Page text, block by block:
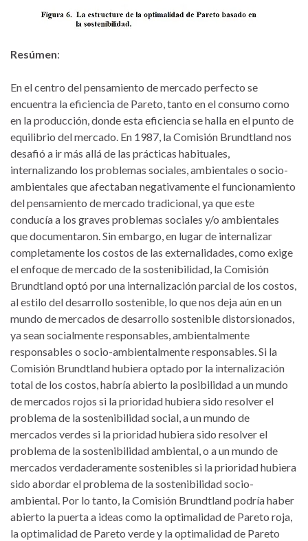
Resúmen:
En el centro del pensamiento de mercado perfecto se
encuentra la eficiencia de Pareto, tanto en el consumo como
en la producción, donde esta eficiencia se halla en el punto de
equilibrio del mercado. En 1987, la Comisión Brundtland nos
desafió a ir más allá de las prácticas habituales,
internalizando los problemas sociales, ambientales o socio-
ambientales que afectaban negativamente el funcionamiento
del pensamiento de mercado tradicional, ya que este
conducía a los graves problemas sociales y/o ambientales
que documentaron. Sin embargo, en lugar de internalizar
completamente los costos de las externalidades, como exige
el enfoque de mercado de la sostenibilidad, la Comisión
Brundtland optó por una internalización parcial de los costos,
al estilo del desarrollo sostenible, lo que nos deja aún en un
mundo de mercados de desarrollo sostenible distorsionados,
ya sean socialmente responsables, ambientalmente
responsables o socio-ambientalmente responsables. Si la
Comisión Brundtland hubiera optado por la internalización
total de los costos, habría abierto la posibilidad a un mundo
de mercados rojos si la prioridad hubiera sido resolver el
problema de la sostenibilidad social, a un mundo de
mercados verdes si la prioridad hubiera sido resolver el
problema de la sostenibilidad ambiental, o a un mundo de
mercados verdaderamente sostenibles si la prioridad hubiera
sido abordar el problema de la sostenibilidad socio-
ambiental. Por lo tanto, la Comisión Brundtland podría haber
abierto la puerta a ideas como la optimalidad de Pareto roja,
la optimalidad de Pareto verde y la optimalidad de Pareto